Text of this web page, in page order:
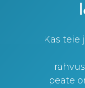
Kas teie
peate